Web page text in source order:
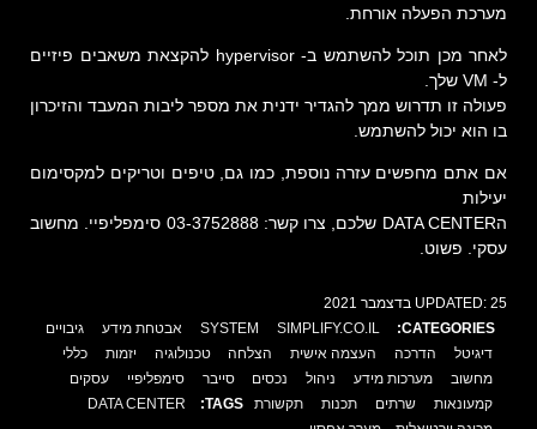
מערכת הפעלה אורחת.
לאחר מכן תוכל להשתמש ב- hypervisor להקצאת משאבים פיזיים
ל- VM שלך.
פעולה זו תדרוש ממך להגדיר ידנית את מספר ליבות המעבד והזיכרון
בו הוא יכול להשתמש.
אם אתם מחפשים עזרה נוספת, כמו גם, טיפים וטריקים למקסימום
יעילות
הDATA CENTER שלכם, צרו קשר: 03-3752888 סימפליפיי. מחשוב
עסקי. פשוט.
UPDATED: 25 בדצמבר 2021
CATEGORIES:
SIMPLIFY.CO.IL
SYSTEM אבטחת מידע
גיבויים
דיגיטל
הדרכה העצמה אישית הצלחה טכנולוגיה יזמות
כללי
מחשוב
מערכות מידע ניהול נכסים סייבר סימפליפיי
עסקים
קמעונאות
שרתים תכנות תקשורת TAGS:
DATA CENTER